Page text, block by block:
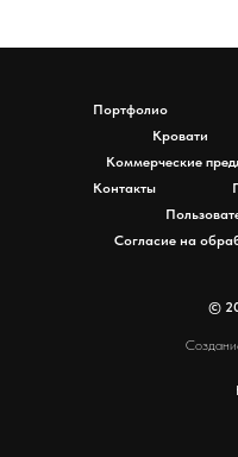
Портфолио
Кровати
Коммерческие
Контакты
Согласие на
©